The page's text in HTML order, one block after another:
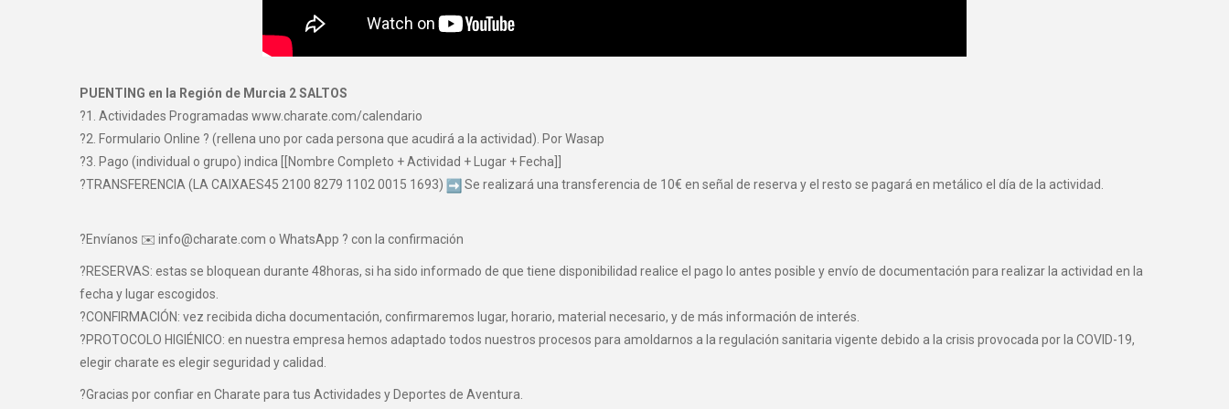
PUENTING en la Región de Murcia 2 SALTOS
?1. Actividades Programadas www.charate.com/calendario
?2. Formulario Online ? (rellena uno por cada persona que acudirá a la actividad). Por Wasap
?3. Pago (individual o grupo) indica [[Nombre Completo + Actividad + Lugar + Fecha]]
?TRANSFERENCIA (LA CAIXAES45 2100 8279 1102 0015 1693)
Se realizará una transferencia de 10€ en señal de reserva y el resto se pagará en metálico el día de la actividad.
?Envíanos ✉️ info@charate.com o WhatsApp ? con la confirmación
?RESERVAS: estas se bloquean durante 48horas, si ha sido informado de que tiene disponibilidad realice el pago lo antes posible y envío de documentación para realizar la actividad en la
fecha y lugar escogidos.
?CONFIRMACIÓN: vez recibida dicha documentación, confirmaremos lugar, horario, material necesario, y de más información de interés.
?PROTOCOLO HIGIÉNICO: en nuestra empresa hemos adaptado todos nuestros procesos para amoldarnos a la regulación sanitaria vigente debido a la crisis provocada por la COVID-19,
elegir charate es elegir seguridad y calidad.
?Gracias por confiar en Charate para tus Actividades y Deportes de Aventura.